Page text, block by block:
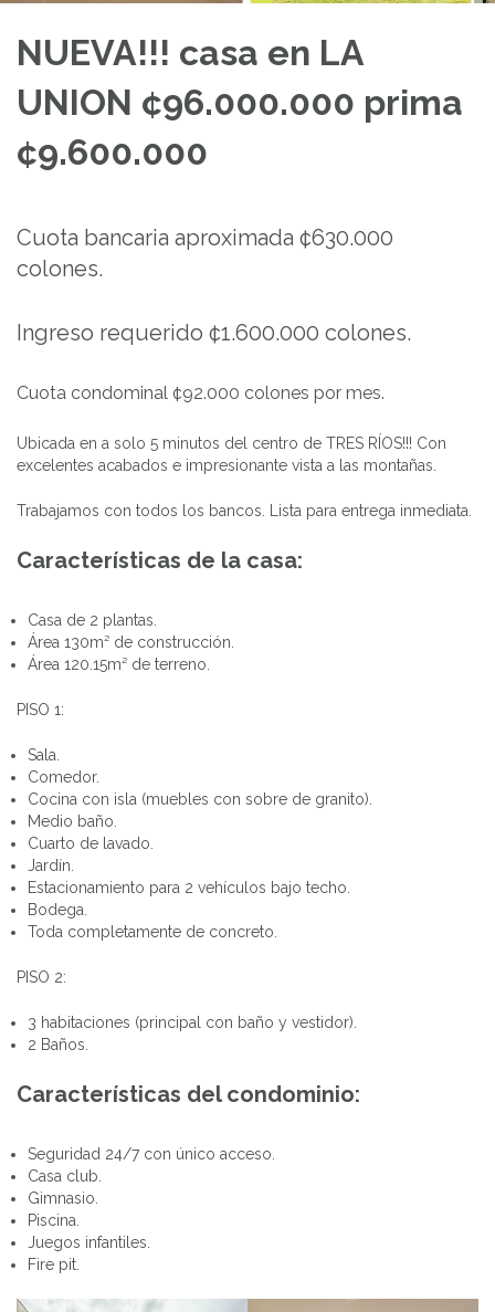
NUEVA!!! casa en LA
UNION ¢96.000.000 prima
¢9.600.000
Cuota bancaria aproximada ¢630.000
colones.
Ingreso requerido ¢1.600.000 colones.
Cuota condominal ¢92.000 colones por mes.
Ubicada en a solo 5 minutos del centro de TRES RÍOS!!! Con
excelentes acabados e impresionante vista a las montañas.
Trabajamos con todos los bancos. Lista para entrega inmediata.
Características de la casa:
Casa de 2 plantas.
Área 130m² de construcción.
Área 120.15m² de terreno.
PISO 1:
Sala.
Comedor.
Cocina con isla (muebles con sobre de granito).
Medio baño.
Cuarto de lavado.
Jardín.
Estacionamiento para 2 vehículos bajo techo.
Bodega.
Toda completamente de concreto.
PISO 2:
3 habitaciones (principal con baño y vestidor).
2 Baños.
Características del condominio:
Seguridad 24/7 con único acceso.
Casa club.
Gimnasio.
Piscina.
Juegos infantiles.
Fire pit.